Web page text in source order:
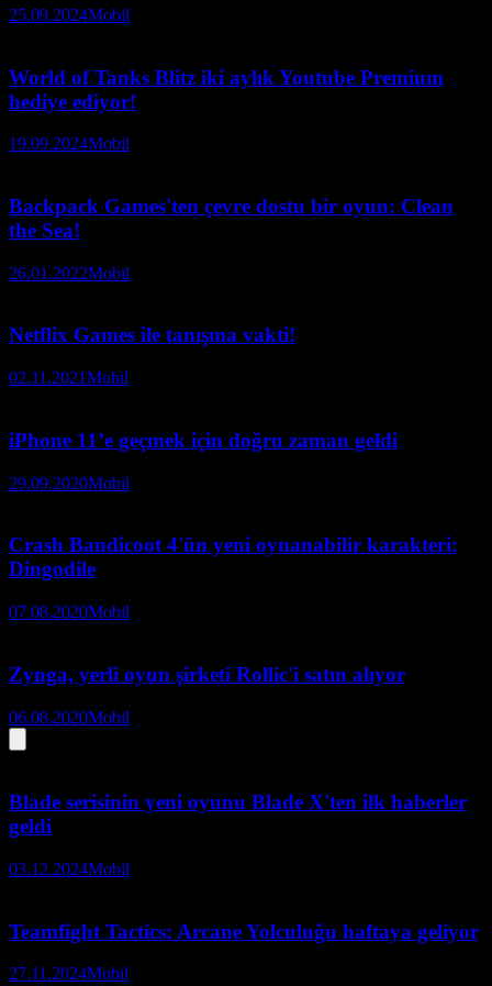
25.09.2024Mobil
World of Tanks Blitz iki aylık Youtube Premium
hediye ediyor!
19.09.2024Mobil
Backpack Games'ten çevre dostu bir oyun: Clean
the Sea!
26.01.2022Mobil
Netflix Games ile tanışma vakti!
02.11.2021Mobil
iPhone 11’e geçmek için doğru zaman geldi
29.09.2020Mobil
Crash Bandicoot 4'ün yeni oynanabilir karakteri:
Dingodile
07.08.2020Mobil
Zynga, yerli oyun şirketi Rollic'i satın alıyor
06.08.2020Mobil
Blade serisinin yeni oyunu Blade X'ten ilk haberler
geldi
03.12.2024Mobil
Teamfight Tactics: Arcane Yolculuğu haftaya geliyor
27.11.2024Mobil